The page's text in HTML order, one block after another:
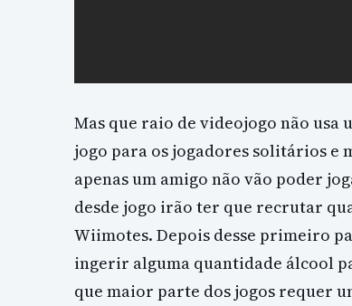
Mas que raio de videojogo não usa
jogo para os jogadores solitários e
apenas um amigo não vão poder
desde jogo irão ter que recrutar
Wiimotes. Depois desse primeiro
ingerir alguma quantidade álcool
que maior parte dos jogos requer